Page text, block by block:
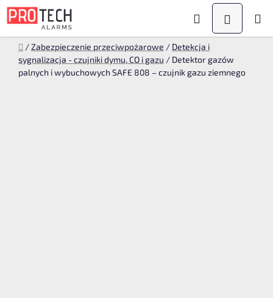
Przejść
do
Szukaj KOSZYK
Home
/Zabezpieczenie przeciwpożarowe / Detekcja i
sygnalizacja - czujniki dymu, CO i gazu / Detektor gazów
palnych i wybuchowych SAFE 808 – czujnik gazu ziemnego